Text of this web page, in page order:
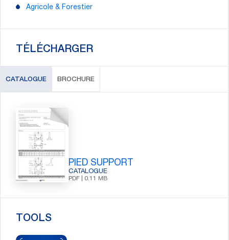
Agricole & Forestier
TÉLÉCHARGER
CATALOGUE BROCHURE
PIED SUPPORT
CATALOGUE
PDF | 0.11 MB
TOOLS